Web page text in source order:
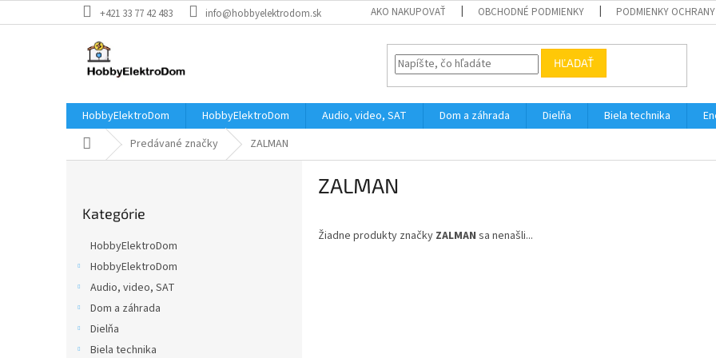
na
+421 33 77 42 483 info@hobbyelektrodom.sk AKO NAKUPOVAŤ OBCHODNÉ PODMIENKY PODMIENKY OCHRANY
HĽADAŤ
HobbyElektroDom HobbyElektroDom Audio, video, SAT Dom a záhrada Dielňa Biela technika
DomovPredávané značky ZALMAN
kategórie
Kategórie
HobbyElektroDom
HobbyElektroDom
Audio, video, SAT
Dom a záhrada
Dielňa
Biela technika
ZALMAN
Žiadne produkty značky ZALMAN sa nenašli...